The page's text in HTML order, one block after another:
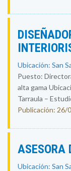
Ubicación: San
Puesto:
alta gama
Tarraula –
Publicación: 26/
ASESORA
Ubicación: San